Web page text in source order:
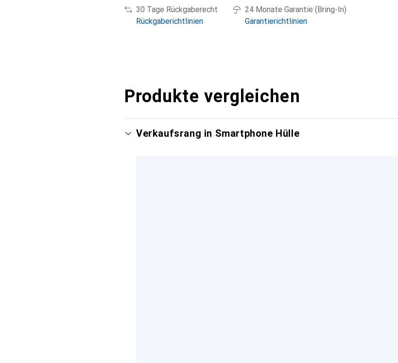
30 Tage Rückgaberecht
Rückgaberichtlinien
24 Monate Garantie (Bring-In)
Garantierichtlinien
Produkte vergleichen
Verkaufsrang in Smartphone Hülle